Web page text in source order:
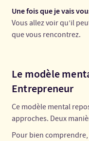
Une fois que je vais
Vous allez voir qu’il
que vous rencontrez.
Le modèle
Entrepreneur
Ce modèle mental
approches. Deux
Pour bien